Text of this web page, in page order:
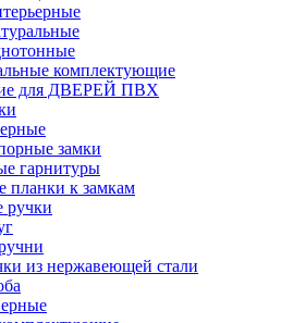
комплектующие
для ДВЕРЕЙ ПВХ
замки
гарнитуры
планки к замкам
из нержавеющей стали